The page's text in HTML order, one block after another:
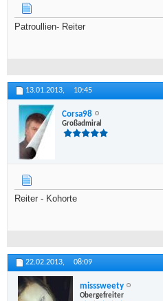
Patroullien- Reiter
13.01.2013, 10:45
Corsa98
Großadmiral
Reiter - Kohorte
22.02.2013, 08:09
misssweety
Obergefreiter